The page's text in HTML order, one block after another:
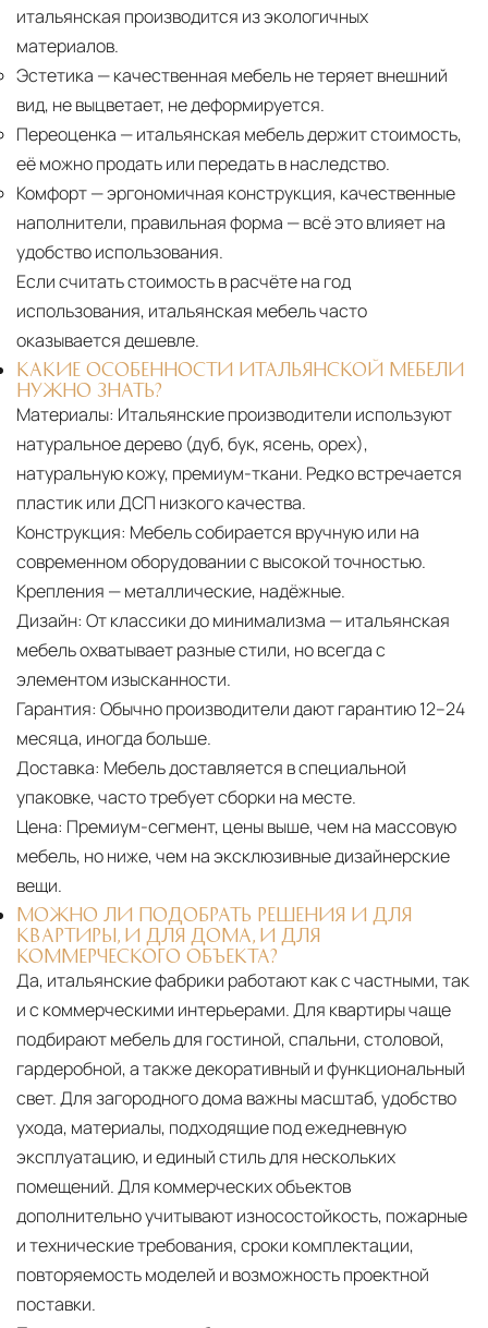
итальянская производится из экологичных
материалов.
Эстетика — качественная мебель не теряет внешний
вид, не выцветает, не деформируется.
Переоценка — итальянская мебель держит стоимость,
её можно продать или передать в наследство.
Комфорт— эргономичная конструкция, качественные
наполнители, правильная форма — всё это влияет на
удобство использования.
Если считать стоимость в расчёте на год
использования, итальянская мебель часто
оказывается дешевле.
КАКИЕ ОСОБЕННОСТИ ИТАЛЬЯНСКОЙ МЕБЕЛИ
НУЖНО ЗНАТЬ?
Материалы: Итальянские производители используют
натуральное дерево (дуб, бук, ясень, орех),
натуральную кожу, премиум-ткани. Редко встречается
пластик или ДСП низкого качества.
Конструкция: Мебель собирается вручную или на
современном оборудовании с высокой точностью.
Крепления — металлические, надёжные.
Дизайн: От классики до минимализма — итальянская
мебель охватывает разные стили, но всегда с
элементом изысканности.
Гарантия: Обычно производители дают гарантию 12–24
месяца, иногда больше.
Доставка: Мебель доставляется в специальной
упаковке, часто требует сборки на месте.
Цена: Премиум-сегмент, цены выше, чем на массовую
мебель, но ниже, чем на эксклюзивные дизайнерские
вещи.
МОЖНО ЛИ ПОДОБРАТЬ РЕШЕНИЯ И ДЛЯ
КВАРТИРЫ, И ДЛЯ ДОМА, И ДЛЯ
КОММЕРЧЕСКОГО ОБЪЕКТА?
Да, итальянские фабрики работают как с частными, так
и с коммерческими интерьерами. Для квартиры чаще
подбирают мебель для гостиной, спальни, столовой,
гардеробной, а также декоративный и функциональный
свет. Для загородного дома важны масштаб, удобство
ухода, материалы, подходящие под ежедневную
эксплуатацию, и единый стиль для нескольких
помещений. Для коммерческих объектов
дополнительно учитывают износостойкость, пожарные
и технические требования, сроки комплектации,
повторяемость моделей и возможность проектной
поставки.